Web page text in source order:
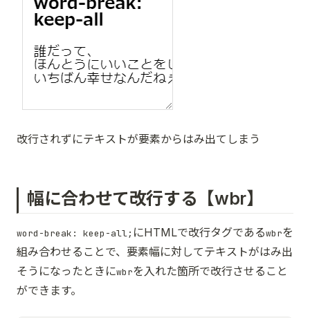
改行されずにテキストが要素からはみ出てしまう
幅に合わせて改行する【wbr】
word-break: keep-all; にHTMLで改行タグであるwbrを
組み合わせることで、要素幅に対してテキストがはみ出
そうになったときにwbrを入れた箇所で改行させること
ができます。